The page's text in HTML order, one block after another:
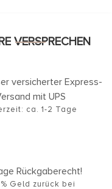
VERSPRECHEN
versicherter Express-
mit UPS
ca. 1-2 Tage
Rückgaberecht!
Geld zurück bei